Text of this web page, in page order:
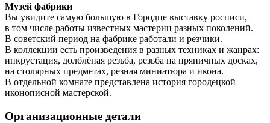
Музей фабрики
Вы увидите самую большую в Городце выставку росписи,
в том числе работы известных мастериц разных поколений.
В советский период на фабрике работали и резчики.
В коллекции есть произведения в разных техниках и жанрах:
инкрустация, долблёная резьба, резьба на пряничных досках,
на столярных предметах, резная миниатюра и икона.
В отдельной комнате представлена история городецкой
иконописной мастерской.
Организационные детали